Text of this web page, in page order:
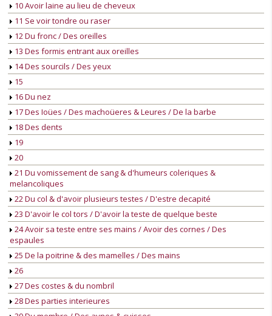
10 Avoir laine au lieu de cheveux
11 Se voir tondre ou raser
12 Du fronc / Des oreilles
13 Des formis entrant aux oreilles
14 Des sourcils / Des yeux
15
16 Du nez
17 Des Ioües / Des machoüeres & Leures / De la barbe
18 Des dents
19
20
21 Du vomissement de sang & d'humeurs coleriques &
melancoliques
22 Du col & d'avoir plusieurs testes / D'estre decapité
23 D'avoir le col tors / D'avoir la teste de quelque beste
24 Avoir sa teste entre ses mains / Avoir des cornes / Des
espaules
25 De la poitrine & des mamelles / Des mains
26
27 Des costes & du nombril
28 Des parties interieures